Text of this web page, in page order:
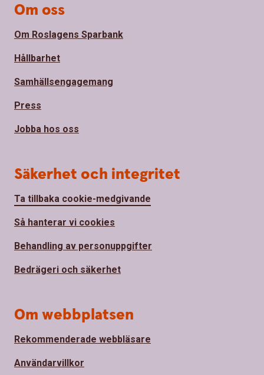
Om oss
Om Roslagens Sparbank
Hållbarhet
Samhällsengagemang
Press
Jobba hos oss
Säkerhet och integritet
Ta tillbaka cookie-medgivande
Så hanterar vi cookies
Behandling av personuppgifter
Bedrägeri och säkerhet
Om webbplatsen
Rekommenderade webbläsare
Användarvillkor